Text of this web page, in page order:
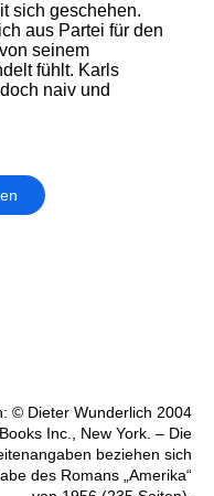
sich geschehen.
aus Partei für den
seinem
fühlt. Karls
naiv und
© Dieter Wunderlich 2004
Inc., New York. – Die
beziehen sich
des Romans „Amerika“